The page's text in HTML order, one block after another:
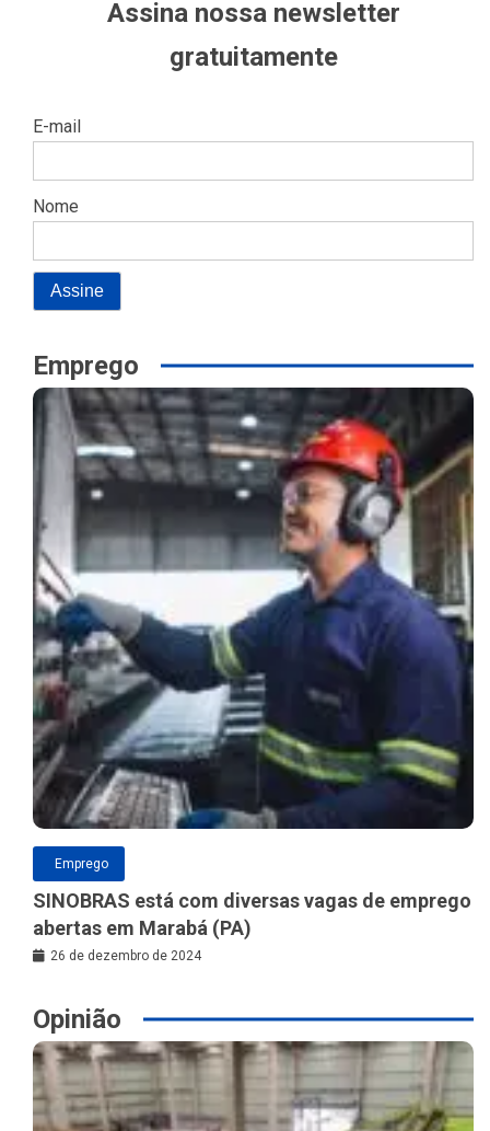
Assina nossa newsletter
gratuitamente
E-mail
Nome
Emprego
Emprego
SINOBRAS está com diversas vagas de emprego
abertas em Marabá (PA)
26 de dezembro de 2024
Opinião